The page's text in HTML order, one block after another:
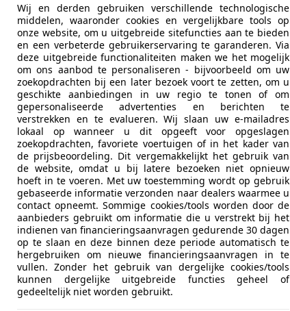
1.8 TFSI Ambition Pro Line S Automaat Pa
€ 10.700
11/2013 197.893 km
op voorraad, inruilen doen we graag
Ploegh
9231 HS SURHUISTERVEEN
LINE 1.2 TFSI (4-CILINDER) / 1e EIG. /
Wij en derden gebruiken verschillende technologische
middelen, waaronder cookies en vergelijkbare tools op
onze website, om u uitgebreide sitefuncties aan te bieden
en een verbeterde gebruikerservaring te garanderen. Via
deze uitgebreide functionaliteiten maken we het mogelijk
om ons aanbod te personaliseren - bijvoorbeeld om uw
zoekopdrachten bij een later bezoek voort te zetten, om u
geschikte aanbiedingen in uw regio te tonen of om
gepersonaliseerde advertenties en berichten te
verstrekken en te evalueren. Wij slaan uw e-mailadres
lokaal op wanneer u dit opgeeft voor opgeslagen
zoekopdrachten, favoriete voertuigen of in het kader van
de prijsbeoordeling. Dit vergemakkelijkt het gebruik van
de website, omdat u bij latere bezoeken niet opnieuw
hoeft in te voeren. Met uw toestemming wordt op gebruik
gebaseerde informatie verzonden naar dealers waarmee u
contact opneemt. Sommige cookies/tools worden door de
aanbieders gebruikt om informatie die u verstrekt bij het
indienen van financieringsaanvragen gedurende 30 dagen
op te slaan en deze binnen deze periode automatisch te
hergebruiken om nieuwe financieringsaanvragen in te
vullen. Zonder het gebruik van dergelijke cookies/tools
kunnen dergelijke uitgebreide functies geheel of
gedeeltelijk niet worden gebruikt.